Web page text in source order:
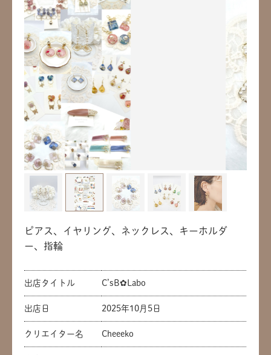
ピアス、イヤリング、ネックレス、キーホルダ
ー、指輪
出店タイトル C’sB✿︎Labo
出店日 2025年10月5日
クリエイター名 Cheeeko